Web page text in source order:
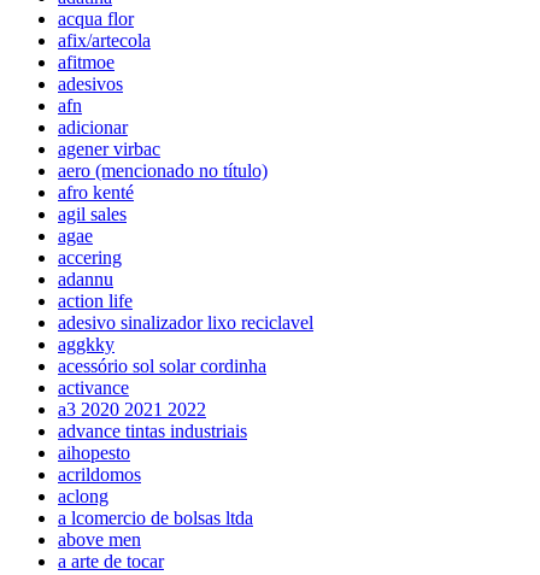
acqua flor
afix/artecola
afitmoe
adesivos
afn
adicionar
agener virbac
aero (mencionado no título)
afro kenté
agil sales
agae
accering
adannu
action life
adesivo sinalizador lixo reciclavel
aggkky
acessório sol solar cordinha
activance
a3 2020 2021 2022
advance tintas industriais
aihopesto
acrildomos
aclong
a lcomercio de bolsas ltda
above men
a arte de tocar